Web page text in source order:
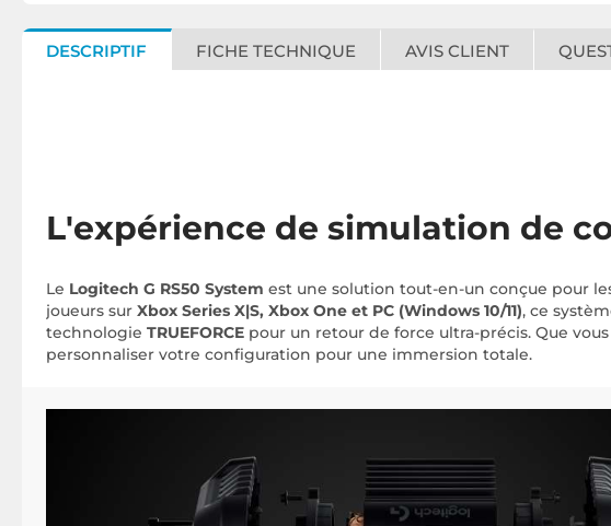
DESCRIPTIF FICHE TECHNIQUE AVIS CLIENT
L'expérience de simulation de
Le Logitech G RS50 System est une solution tout-en-un conçue pour
joueurs sur Xbox Series X|S, Xbox One et PC (Windows 10/11), ce
technologie TRUEFORCE pour un retour de force ultra-précis. Que
personnaliser votre configuration pour une immersion totale.